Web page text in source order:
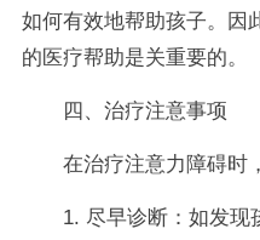
如何有效地帮助孩子。因
的医疗帮助是关重要的。
四、治疗注意事项
在治疗注意力障碍时
1. 尽早诊断：如发现